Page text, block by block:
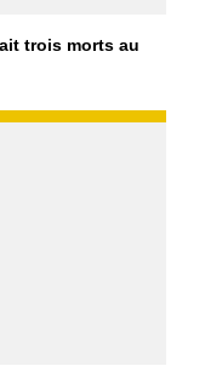
trois morts au